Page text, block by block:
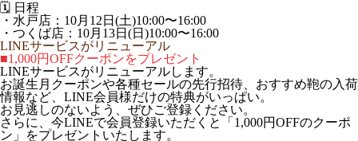
🗓️ 日程
・水戸店：10月12日(土)10:00〜16:00
・つくば店：10月13日(日)10:00〜16:00
LINEサービスがリニューアル
■1,000円OFFクーポンをプレゼント
LINEサービスがリニューアルします。
お誕生月クーポンや各種セールの先行招待、おすすめ鞄の入荷
情報など、LINE会員様だけの特典がいっぱい。
お見逃しのないよう、ぜひご登録ください。
さらに、今LINEで会員登録いただくと「1,000円OFFのクーポ
ン」をプレゼントいたします。